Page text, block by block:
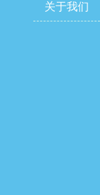
关于我们